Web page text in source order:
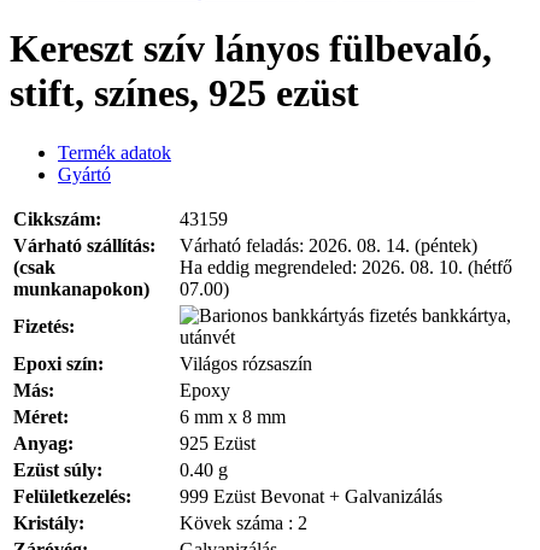
Kereszt szív lányos fülbevaló,
stift, színes, 925 ezüst
Termék adatok
Gyártó
Cikkszám:
43159
Várható szállítás:
(csak
munkanapokon)
Várható feladás: 2026. 08. 14. (péntek)
Ha eddig megrendeled: 2026. 08. 10. (hétfő
07.00)
Fizetés:
bankkártya,
utánvét
Epoxi szín:
Világos rózsaszín
Más:
Epoxy
Méret:
6 mm x 8 mm
Anyag:
925 Ezüst
Ezüst súly:
0.40 g
Felületkezelés:
999 Ezüst Bevonat + Galvanizálás
Kristály:
Kövek száma : 2